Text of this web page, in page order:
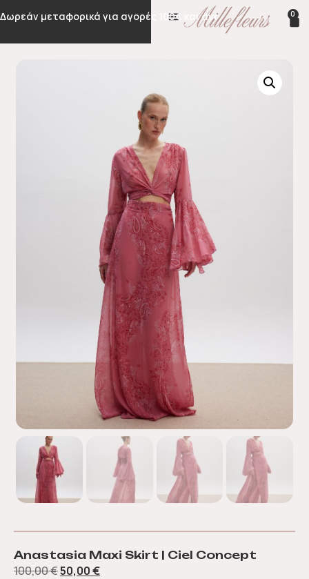
Δωρεάν μεταφορικά για αγορές 100€ και άνω 0
Anastasia Maxi Skirt | Ciel Concept
100,00€50,00€